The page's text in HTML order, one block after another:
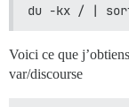
du -kx / |
Voici ce que
var/discourse